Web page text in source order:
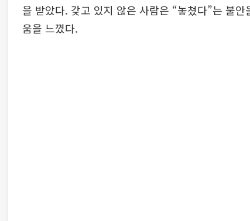
을 받았다. 갖고 있지 않은 사람은 “놓쳤다”는 불
움을 느꼈다.